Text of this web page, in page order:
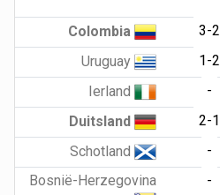
Colombia
3-2
Uruguay
1-2
Ierland
-
Duitsland
2-1
Schotland
-
Bosnië-Herzegovina
-